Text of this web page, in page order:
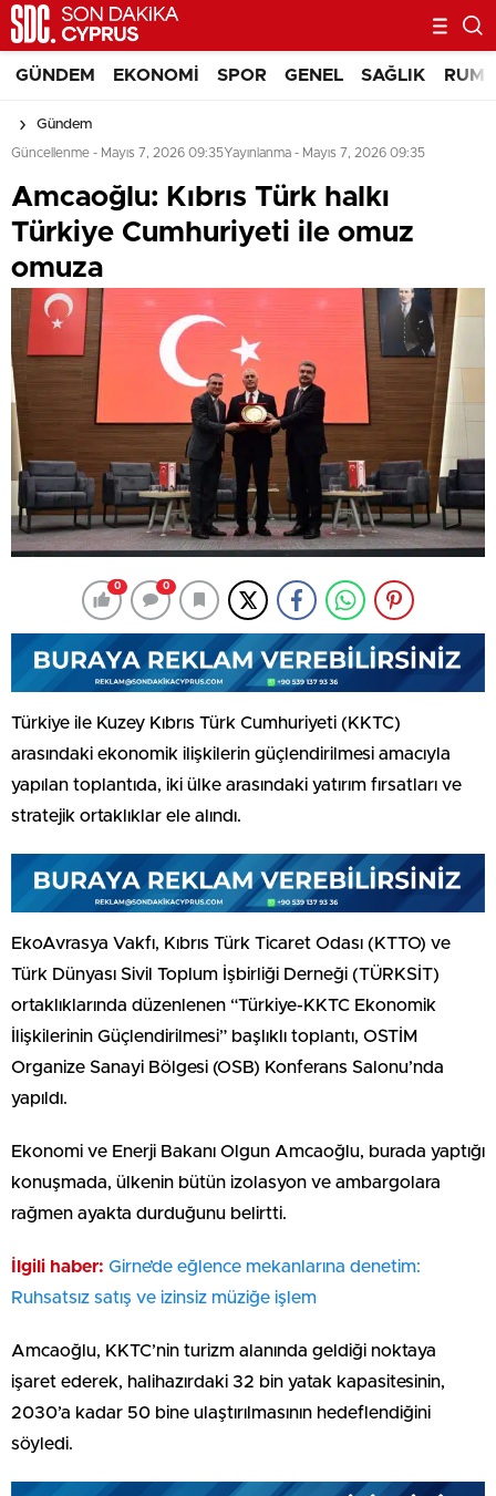
GÜNDEM EKONOMI SPOR GENEL SAĞLIK RUM
Gündem
Güncellenme - Mayıs 7, 2026 09:35Yayınlanma - Mayıs 7, 2026 09:35
Amcaoğlu: Kıbrıs Türk halkı
Türkiye Cumhuriyeti ile omuz
omuza
0 0
Türkiye ile Kuzey Kıbrıs Türk Cumhuriyeti (KKTC)
arasındaki ekonomik ilişkilerin güçlendirilmesi amacıyla
yapılan toplantıda, iki ülke arasındaki yatırım fırsatları ve
stratejik ortaklıklar ele alındı.
EkoAvrasya Vakfı, Kıbrıs Türk Ticaret Odası (KTTO) ve
Türk Dünyası Sivil Toplum İşbirliği Derneği (TÜRKSİT)
ortaklıklarında düzenlenen “Türkiye-KKTC Ekonomik
İlişkilerinin Güçlendirilmesi” başlıklı toplantı, OSTİM
Organize Sanayi Bölgesi (OSB) Konferans Salonu’nda
yapıldı.
Ekonomi ve Enerji Bakanı Olgun Amcaoğlu, burada yaptığı
konuşmada, ülkenin bütün izolasyon ve ambargolara
rağmen ayakta durduğunu belirtti.
İlgili haber: Girne’de eğlence mekanlarına denetim:
Ruhsatsız satış ve izinsiz müziğe işlem
Amcaoğlu, KKTC’nin turizm alanında geldiği noktaya
işaret ederek, halihazırdaki 32 bin yatak kapasitesinin,
2030’a kadar 50 bine ulaştırılmasının hedeflendiğini
söyledi.
Görüşme Programı Açıkladı